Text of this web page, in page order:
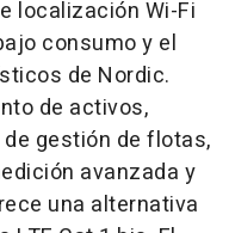
localización Wi-Fi
consumo y el
de Nordic.
de activos,
gestión de flotas,
avanzada y
una alternativa